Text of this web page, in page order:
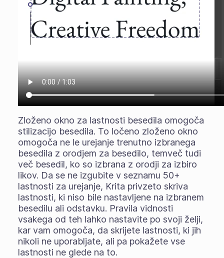
Zloženo okno za lastnosti besedila omogoča
stilizacijo besedila. To ločeno zloženo okno
omogoča ne le urejanje trenutno izbranega
besedila z orodjem za besedilo, temveč tudi
več besedil, ko so izbrana z orodji za izbiro
likov. Da se ne izgubite v seznamu 50+
lastnosti za urejanje, Krita privzeto skriva
lastnosti, ki niso bile nastavljene na izbranem
besedilu ali odstavku. Pravila vidnosti
vsakega od teh lahko nastavite po svoji želji,
kar vam omogoča, da skrijete lastnosti, ki jih
nikoli ne uporabljate, ali pa pokažete vse
lastnosti ne glede na to.